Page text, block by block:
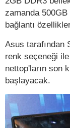
zamanda
bağlantı
Asus tarafından
renk seçeneği
nettop'ların son
başlayacak.